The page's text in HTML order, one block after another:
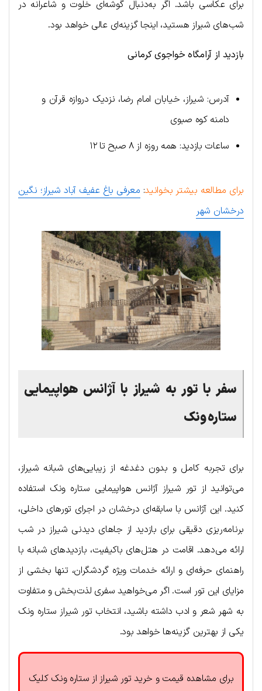
برای عکاسی باشد. اگر به‌دنبال گوشه‌ای خلوت و شاعرانه در
شب‌های شیراز هستید، اینجا گزینه‌ای عالی خواهد بود.
بازدید از آرامگاه خواجوی کرمانی
آدرس: شیراز، خیابان امام رضا، نزدیک دروازه قرآن و
دامنه کوه صبوی
ساعات بازدید: همه روزه از ۸ صبح تا ۱۲
برای مطالعه بیشتر بخوانید: معرفی باغ عفیف آباد شیراز؛ نگین
درخشان شهر
سفر با تور به شیراز با آژانس هواپیمایی
ستاره ونک
برای تجربه کامل و بدون دغدغه از زیبایی‌های شبانه شیراز،
می‌توانید از تور شیراز آژانس هواپیمایی ستاره ونک استفاده
کنید. این آژانس با سابقه‌ای درخشان در اجرای تورهای داخلی،
برنامه‌ریزی دقیقی برای بازدید از جاهای دیدنی شیراز در شب
ارائه می‌دهد. اقامت در هتل‌های باکیفیت، بازدیدهای شبانه با
راهنمای حرفه‌ای و ارائه خدمات ویژه گردشگران، تنها بخشی از
مزایای این تور است. اگر می‌خواهید سفری لذت‌بخش و متفاوت
به شهر شعر و ادب داشته باشید، انتخاب تور شیراز ستاره ونک
یکی از بهترین گزینه‌ها خواهد بود.
برای مشاهده قیمت و خرید تور شیراز از ستاره ونک کلیک